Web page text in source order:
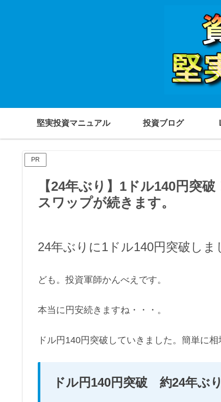
堅実投資マニュアル 投資ブログ
PR
【24年ぶり】1ドル140円突
スワップが続きます。
24年ぶりに1ドル140円突破しま
ども。投資軍師かんべえです。
本当に円安続きますね・・・。
ドル円140円突破していきました。簡単に
ドル円140円突破 約24年ぶ